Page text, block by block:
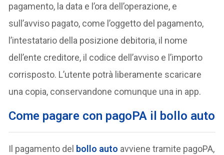
pagamento, la data e l’ora dell’operazione, e
sull’avviso pagato, come l’oggetto del pagamento,
l’intestatario della posizione debitoria, il nome
dell’ente creditore, il codice dell’avviso e l’importo
corrisposto. L’utente potrà liberamente scaricare
una copia, conservandone comunque una in app.
Come pagare con pagoPA il bollo auto
Il pagamento del bollo auto avviene tramite pagoPA,